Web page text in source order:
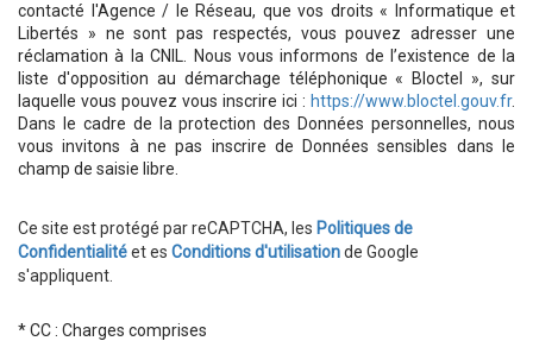
contacté l'Agence / le Réseau, que vos droits « Informatique et
Libertés » ne sont pas respectés, vous pouvez adresser une
réclamation à la CNIL. Nous vous informons de l’existence de la
liste d'opposition au démarchage téléphonique « Bloctel », sur
laquelle vous pouvez vous inscrire ici : https://www.bloctel.gouv.fr.
Dans le cadre de la protection des Données personnelles, nous
vous invitons à ne pas inscrire de Données sensibles dans le
champ de saisie libre.
Ce site est protégé par reCAPTCHA, les Politiques de
Confidentialitéet es Conditions d'utilisationde Google
s'appliquent.
* CC : Charges comprises